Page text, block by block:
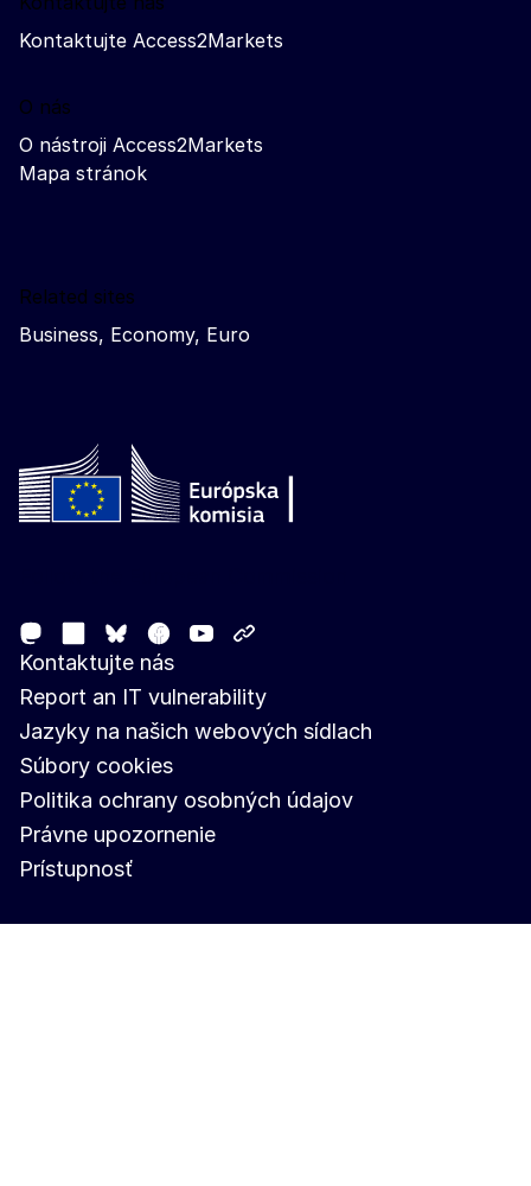
Kontaktujte Access2Markets
O nás
O nástroji Access2Markets
Mapa stránok
Related sites
Business, Economy, Euro
MastodonLinkedIn
Bluesky
Facebook
Youtube
Kontaktujte nás
Report an IT vulnerability
Jazyky na našich webových sídlach
Súbory cookies
Politika ochrany osobných údajov
Právne upozornenie
Prístupnosť